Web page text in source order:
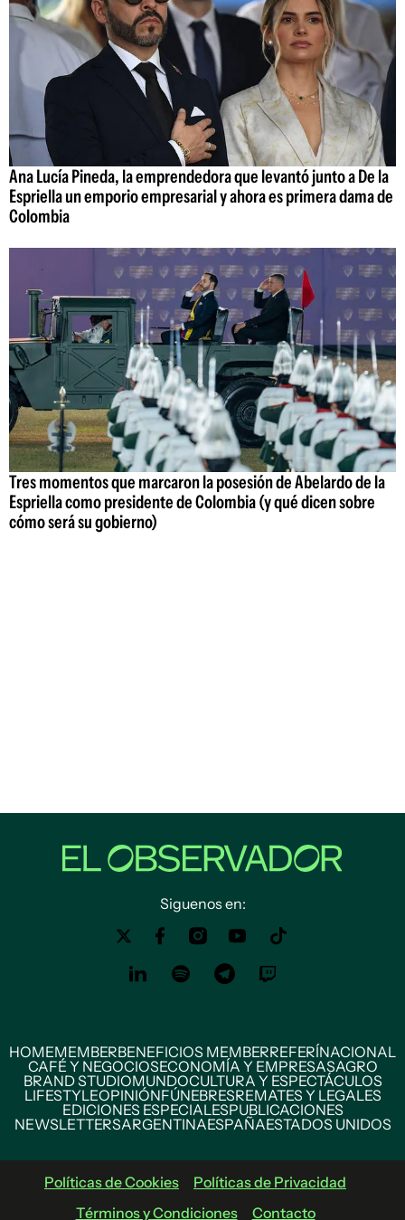
Ana Lucía Pineda, la emprendedora que levantó junto a De la
Espriella un emporio empresarial y ahora es primera dama de
Colombia
Tres momentos que marcaron la posesión de Abelardo de la
Espriella como presidente de Colombia (y qué dicen sobre
cómo será su gobierno)
Siguenos en:
HOMEMEMBERBENEFICIOS MEMBERREFERÍNACIONAL
CAFÉ Y NEGOCIOSECONOMÍA Y EMPRESASAGRO
BRAND STUDIOMUNDOCULTURA Y ESPECTÁCULOS
LIFESTYLEOPINIÓNFÚNEBRESREMATES Y LEGALES
EDICIONES ESPECIALESPUBLICACIONES
NEWSLETTERSARGENTINAESPAÑAESTADOS UNIDOS
Políticas de Cookies
Políticas de Privacidad
Términos y Condiciones
Contacto